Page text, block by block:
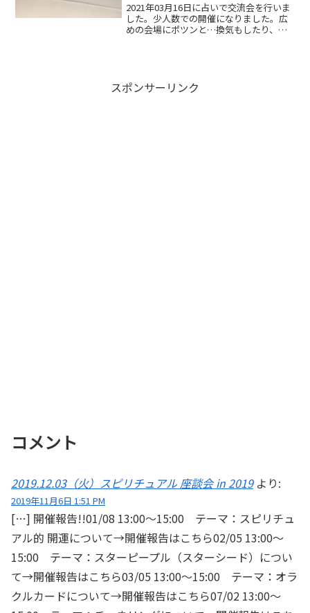
2021年03月16日に占いで交流会を行いま
した。少人数での開催になりました。広
めの会場にポツンと…換気もしたり、マ
スポンサーリンク
コメント
2019.12.03（火）スピリチュアル 座談会 in 2019 より:
2019年11月6日 1:51 PM
[…] 開催報告!!01/08 13:00～15:00 テーマ：スピリチュ
アル的 開運について→開催報告はこちら02/05 13:00～
15:00 テーマ：スターピープル（スターシード）につい
て→開催報告はこちら03/05 13:00～15:00 テーマ：オラ
クルカードについて→開催報告はこちら07/02 13:00～